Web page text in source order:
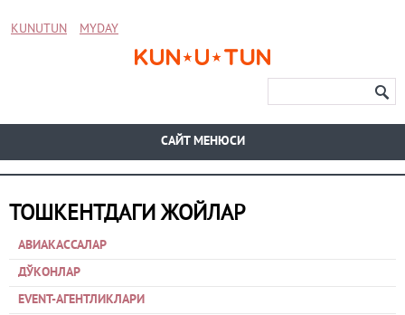
KUNUTUN MYDAY
CАЙТ МЕНЮСИ
ТОШКЕНТДАГИ ЖОЙЛАР
АВИАКАССАЛАР
ДЎКОНЛАР
EVENT-АГЕНТЛИКЛАРИ